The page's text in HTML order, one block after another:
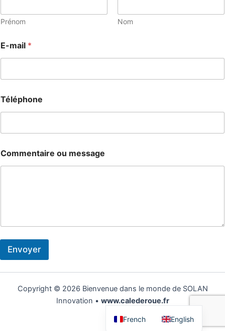
Prénom Nom
E-mail *
Téléphone
Commentaire ou message
Envoyer
Copyright © 2026 Bienvenue dans le monde de SOLAN
Innovation • www.calederoue.fr
French English